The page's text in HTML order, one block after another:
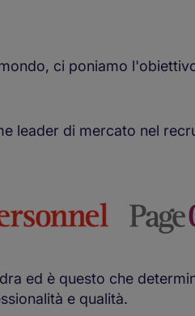
ci poniamo
leader di mercato nel
ed è questo che
e qualità.